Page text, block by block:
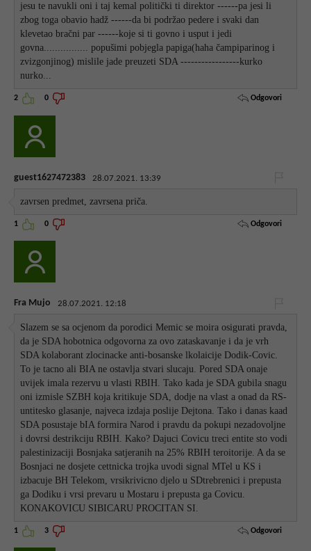
jesu te navukli oni i taj kemal politički ti direktor ------pa jesi li
zbog toga obavio hadž ------da bi podržao pedere i svaki dan
klevetao bračni par ------koje si ti govno i usput i jedi
govna................ popušimi pobjegla papiga(haha čampiparinog i
zvizgonjinog) mislile jade preuzeti SDA -----------------kurko
nurko...
2 0 Odgovori
guest1627472383 28.07.2021. 13:39
zavrsen predmet, zavrsena priča.
1 0 Odgovori
Fra Mujo 28.07.2021. 12:18
Slazem se sa ocjenom da porodici Memic se moira osigurati pravda,
da je SDA hobotnica odgovorna za ovo zataskavanje i da je vrh
SDA kolaborant zlocinacke anti-bosanske lkolaicije Dodik-Covic.
To je tacno ali BIA ne ostavlja stvari slucaju. Pored SDA onaje
uvijek imala rezervu u vlasti RBIH. Tako kada je SDA gubila snagu
oni izmisle SZBH koja kritikuje SDA, dodje na vlast a onad da RS-
untitesko glasanje, najveca izdaja poslije Dejtona. Tako i danas kaad
SDA posustaje bIA formira Narod i pravdu da pokupi nezadovoljne
i dovrsi destrikciju RBIH. Kako? Dajuci Covicu treci entite sto vodi
palestinizaciji Bosnjaka satjeranih na 25% RBIH teroitorije. A da se
Bosnjaci ne dosjete cettnicka trojka uvodi signal MTel u KS i
izbacuje BH Telekom, vrsikrivicno djelo u SDtrebrenici i prepusta
ga Dodiku i vrsi prevaru u Mostaru i prepusta ga Covicu.
KONAKOVICU SIBICARU PROCITAN SI.
1 3 Odgovori